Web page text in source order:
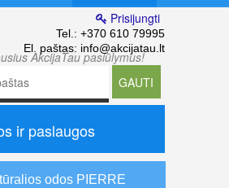
Prisijungti
Tel.: +370 610 79995
El. paštas: info@akcijatau.lt
AkcijaTau pasiūlymus!
GAUTI
ir paslaugos
odos PIERRE